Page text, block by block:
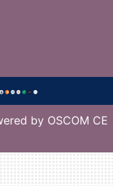
by OSCOM CE